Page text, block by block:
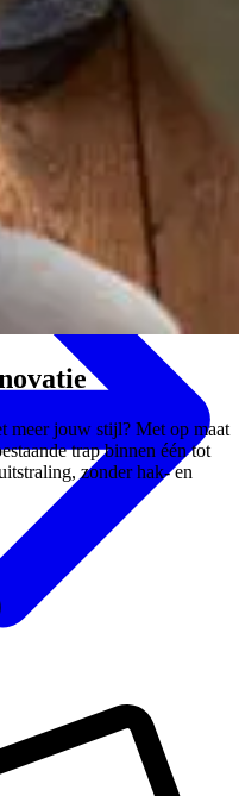
meer jouw stijl? Met op maat
trap binnen één tot
zonder hak- en